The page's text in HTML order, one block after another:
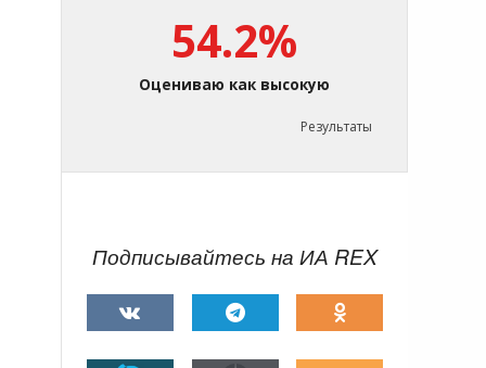
54.2%
Оцениваю как высокую
Результаты
Подписывайтесь на ИА REX